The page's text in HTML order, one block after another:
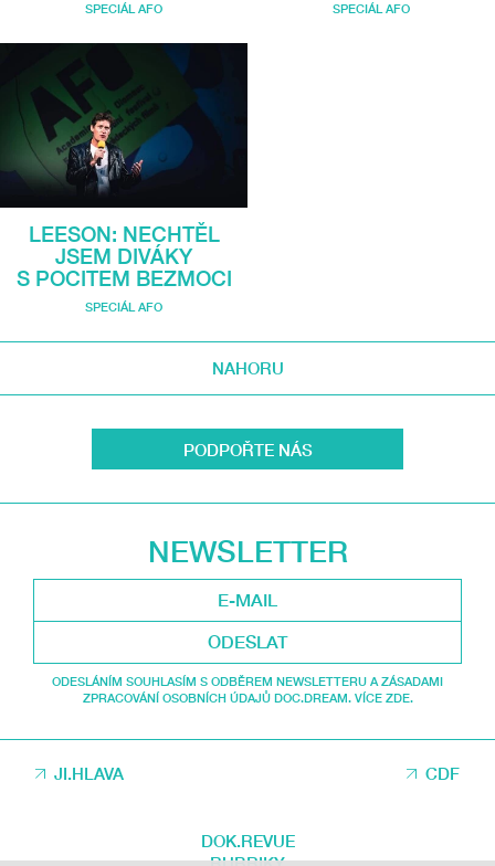
SPECIÁL AFO
LEESON: NECHTĚL
JSEM DIVÁKY
S POCITEM BEZMOCI
SPECIÁL AFO
SPECIÁL AFO
NAHORU
PODPOŘTE NÁS
NEWSLETTER
ODESLAT
ODESLÁNÍM SOUHLASÍM S ODBĚREM NEWSLETTERU A ZÁSADAMI
ZPRACOVÁNÍ OSOBNÍCH ÚDAJŮ DOC.DREAM. VÍCE ZDE.
JI.HLAVA CDF
DOK.REVUE